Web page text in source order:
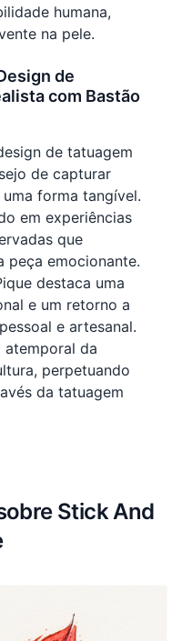
humana,
na pele.
de
com Bastão
de tatuagem
de capturar
forma tangível.
em experiências
que
peça emocionante.
destaca uma
e um retorno a
e artesanal.
atemporal da
perpetuando
da tatuagem
Stick And